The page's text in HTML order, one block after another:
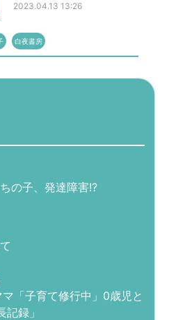
2023.04.13 13:26
白夜書房
の子、発達障害!?
「子育て修行中」0歳児と
録」